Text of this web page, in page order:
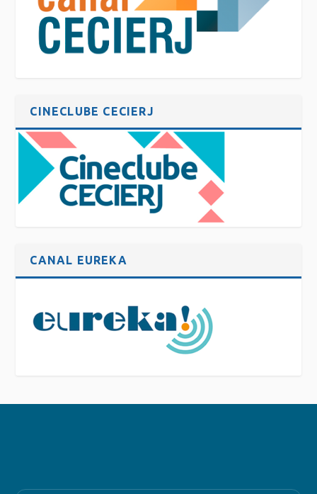
CINECLUBE CECIERJ
CANAL EUREKA